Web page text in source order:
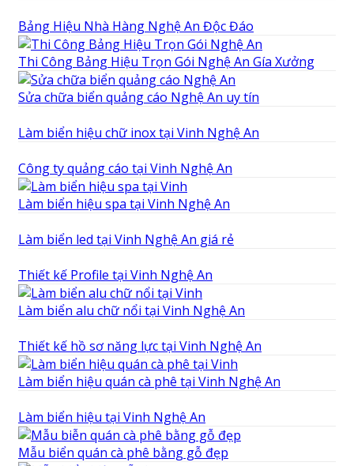
Bảng Hiệu Nhà Hàng Nghệ An Độc Đáo
Thi Công Bảng Hiệu Trọn Gói Nghệ An Gía Xưởng
Sửa chữa biển quảng cáo Nghệ An uy tín
Làm biển hiệu chữ inox tại Vinh Nghệ An
Công ty quảng cáo tại Vinh Nghệ An
Làm biển hiệu spa tại Vinh Nghệ An
Làm biển led tại Vinh Nghệ An giá rẻ
Thiết kế Profile tại Vinh Nghệ An
Làm biển alu chữ nổi tại Vinh Nghệ An
Thiết kế hồ sơ năng lực tại Vinh Nghệ An
Làm biển hiệu quán cà phê tại Vinh Nghệ An
Làm biển hiệu tại Vinh Nghệ An
Mẫu biển quán cà phê bằng gỗ đẹp